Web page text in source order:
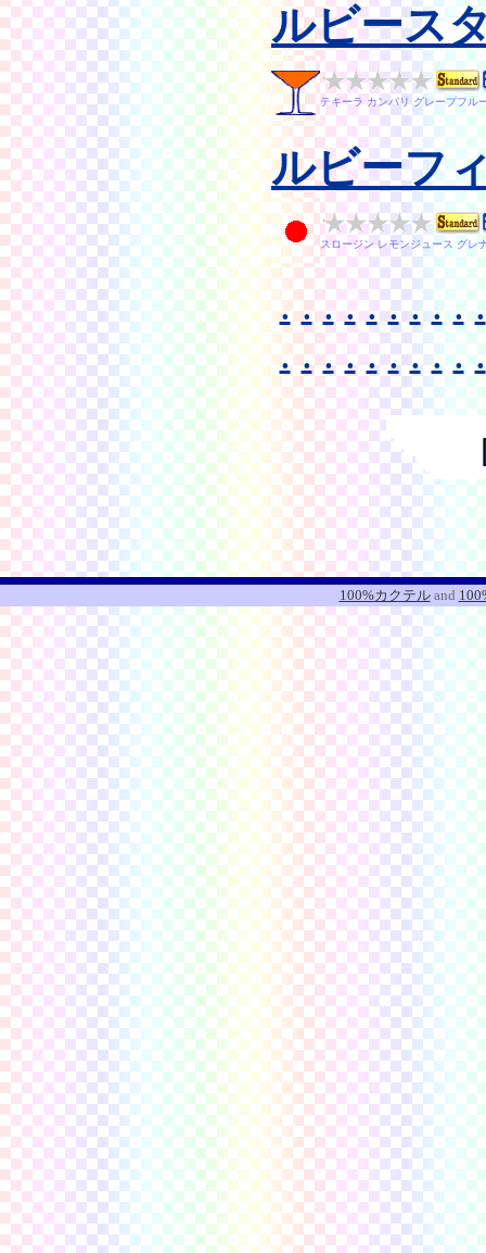
ルビース
テキーラ カンパリ グレープフル
ルビーフ
スロージン レモンジュース グレ
. . . . . . . . . .
. . . . . . . . . .
100%カクテルand